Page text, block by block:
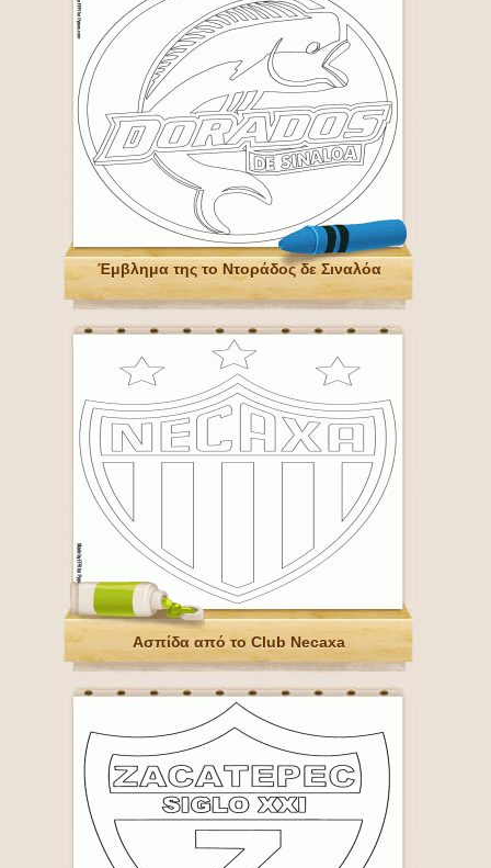
Έμβλημα της το Ντοράδος δε Σιναλόα
Ασπίδα από το Club Necaxa